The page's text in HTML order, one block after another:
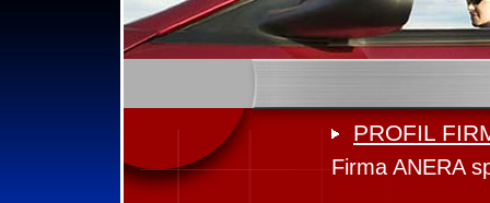
PROFIL
Firma ANERA